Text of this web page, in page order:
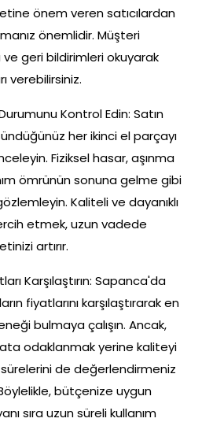
önem veren satıcılardan
önemlidir. Müşteri
ve geri bildirimleri okuyarak
verebilirsiniz.
Kontrol Edin: Satın
her ikinci el parçayı
Fiziksel hasar, aşınma
ömrünün sonuna gelme gibi
Kaliteli ve dayanıklı
etmek, uzun vadede
artırır.
Karşılaştırın: Sapanca'da
fiyatlarını karşılaştırarak en
bulmaya çalışın. Ancak,
odaklanmak yerine kaliteyi
de değerlendirmeniz
bütçenize uygun
sıra uzun süreli kullanım